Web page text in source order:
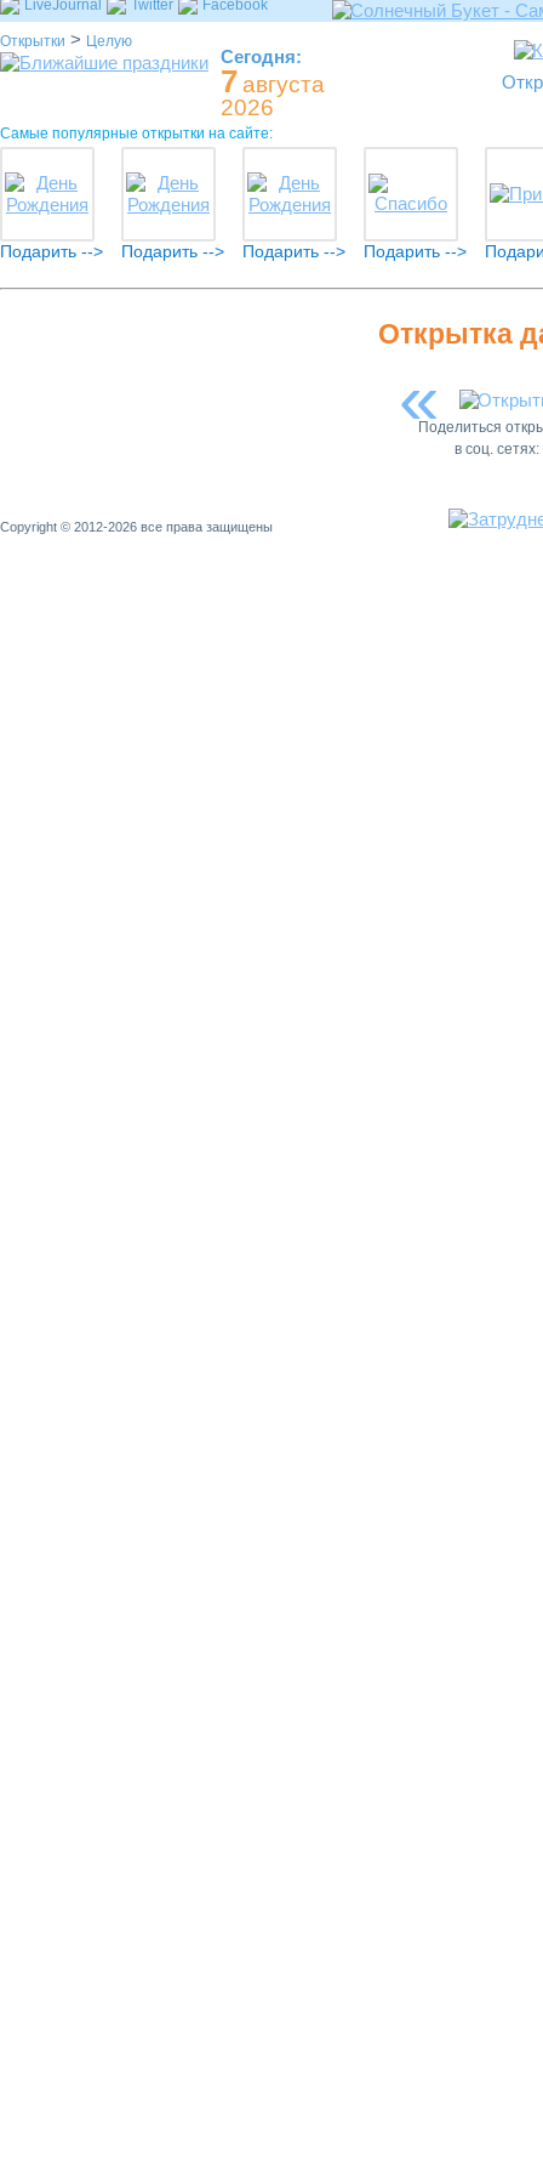
LiveJournal Twitter Facebook
Открытки > Целую
Сегодня:
7августа
2026
Самые популярные открытки на сайте:
Подарить --> Подарить --> Подарить --> Подарить -->
Открытка
«Поделиться
в соц. сетях:
Copyright © 2012-2026 все права защищены